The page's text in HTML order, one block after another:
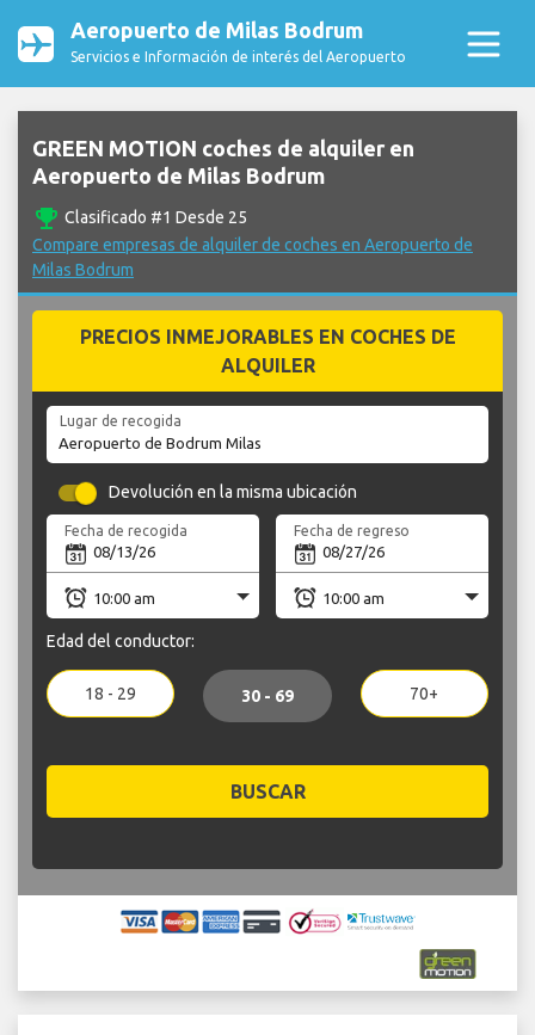
Aeropuerto de Milas Bodrum
Servicios e Información de interés del Aeropuerto
GREEN MOTION coches de alquiler en
Aeropuerto de Milas Bodrum
emoji_events Clasificado #1 Desde 25
Compare empresas de alquiler de coches en Aeropuerto de
Milas Bodrum
PRECIOS INMEJORABLES EN COCHES DE
ALQUILER
Lugar de recogida
Devolución en la misma ubicación
Fecha de recogida Fecha de regreso
Edad del conductor:
18 - 29 30 - 69 70+
BUSCAR